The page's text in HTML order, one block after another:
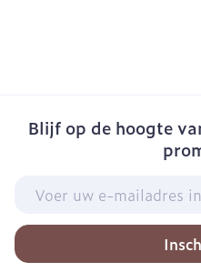
Blijf op de hoogte